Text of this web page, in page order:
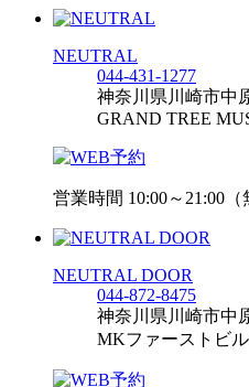
NEUTRAL
044-431-1277
神奈川県川崎市中
GRAND TREE
営業時間 10:00～21:00（
NEUTRAL DOOR
044-872-8475
神奈川県川崎市中
MKファーストビ